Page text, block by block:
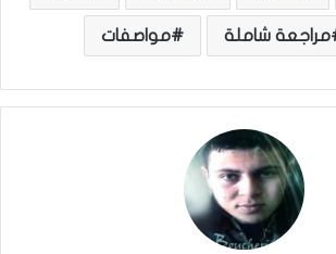
مراجعة شاملة مواصفات